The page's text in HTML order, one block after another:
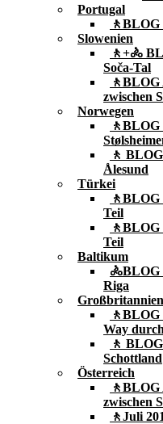
Portugal
Slowenien
🚶+🚴
Soča-Tal
zwischen
Norwegen
🚶
Ålesund
Türkei
Teil
Teil
Baltikum
🚴BLOG
Riga
Großbritannien
🚶BLOG
Way
🚶
Schottland
Österreich
zwischen
🚶Juli